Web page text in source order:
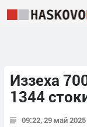
Иззеха
1344
09:22, 29 май 2025